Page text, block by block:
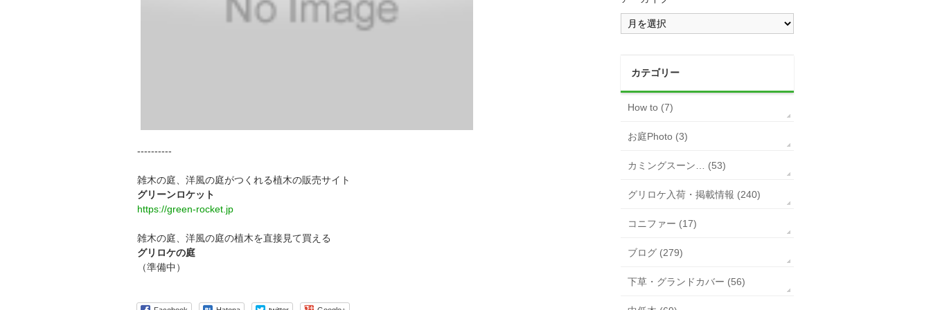
----------
雑木の庭、洋風の庭がつくれる植木の販売サイト
グリーンロケット
https://green-rocket.jp
雑木の庭、洋風の庭の植木を直接見て買える
グリロケの庭
（準備中）
カテゴリー
How to (7)
お庭Photo (3)
カミングスーン… (53)
グリロケ入荷・掲載情報 (240)
コニファー (17)
ブログ (279)
下草・グランドカバー (56)